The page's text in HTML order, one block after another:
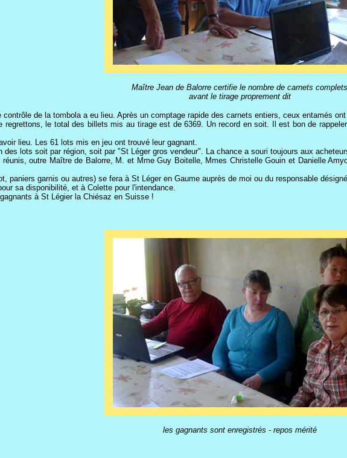
Maître Jean de Balorre certifie le nombre de carnets complets
avant le tirage proprement dit
de la tombola a eu lieu. Après un comptage rapide des carnets entiers, ceux entamés
regrettons, le total des billets mis au tirage est de 6369. Un record en soit. Il est bon de
lieu. Les 61 lots mis en jeu ont trouvé leur gagnant.
des lots soit par région, soit par "St Léger gros vendeur". La chance a souri toujours aux
outre Maître de Balorre, M. et Mme Guy Boitelle, Mmes Christelle Gouin et Danielle
paniers garnis ou autres) se fera à St Léger en Gaume auprès de moi ou du responsable
sa disponibilité, et à Colette pour l'intendance.
à St Légier la Chiésaz en Suisse !
les gagnants sont enregistrés - repos mérité